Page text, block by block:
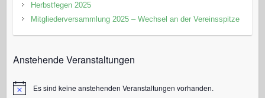
Herbstfegen 2025
Mitgliederversammlung 2025 – Wechsel an der Vereinsspitze
Anstehende Veranstaltungen
H
Es sind keine anstehenden Veranstaltungen vorhanden.